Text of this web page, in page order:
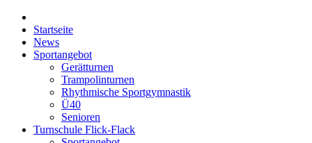
Startseite
News
Sportangebot
Gerätturnen
Trampolinturnen
Rhythmische Sportgymnastik
Ü40
Senioren
Turnschule Flick-Flack